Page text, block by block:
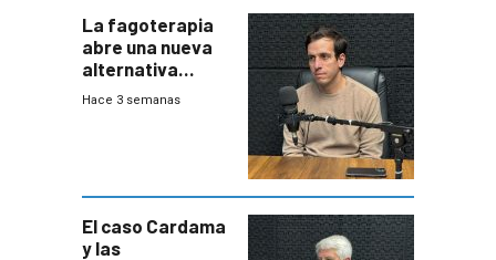
La fagoterapia
abre una nueva
alternativa
contra bacterias
innovadora
Hace 3 semanas
El caso Cardama
y las